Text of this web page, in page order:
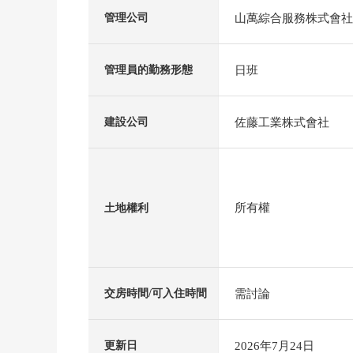
管理公司 山萬綜合服務株式會社
管理員的勤務形態 日班
建設公司 佐藤工業株式會社
土地權利 所有權
交房時間/可入住時間 需討論
更新日 2026年7月24日